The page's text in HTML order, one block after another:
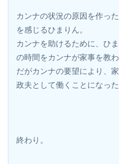
カンナの状況の原因を作っ
を感じるひまりん。
カンナを助けるために、ひ
の時間をカンナが家事を教
だがカンナの要望により、
政夫として働くことになった
終わり。